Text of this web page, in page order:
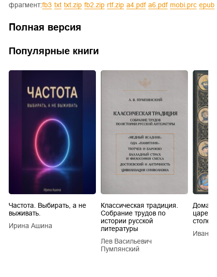
фрагмент:fb3 txt txt.zip fb2.zip rtf.zip a4.pdf a6.pdf mobi.prc epub
Полная версия
Популярные книги
Частота. Выбирать, а не
выживать.
Ирина Ашина
Классическая традиция.
Собрание трудов по
истории русской
литературы
Лев Васильевич
Пумпянский
царей
Иван